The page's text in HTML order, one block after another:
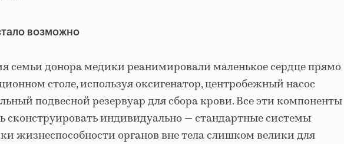
возможно
семьи донора медики реанимировали маленькое сердце прямо
столе, используя оксигенатор, центробежный насос
подвесной резервуар для сбора крови. Все эти компоненты
сконструировать индивидуально — стандартные системы
жизнеспособности органов вне тела слишком велики для